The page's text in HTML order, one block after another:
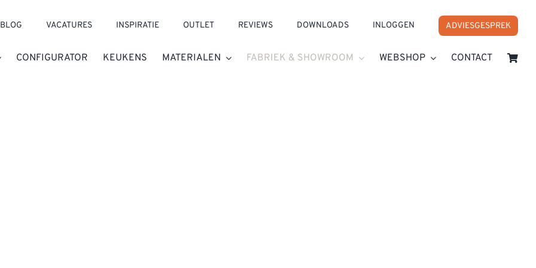
BLOG VACATURES INSPIRATIE OUTLET REVIEWS DOWNLOADS INLOGGEN ADVIESGESPREK
CONFIGURATOR KEUKENS MATERIALEN FABRIEK & SHOWROOM WEBSHOP CONTACT